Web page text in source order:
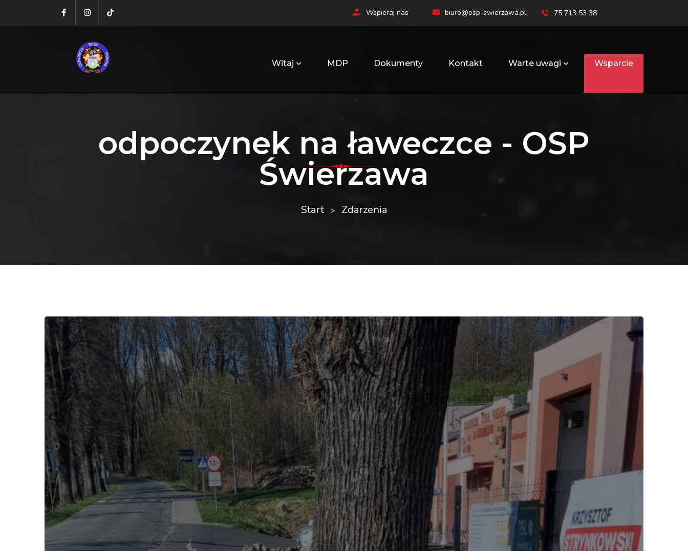
Wspieraj nas biuro@osp-swierzawa.pl 75 713 53 38
Witaj MDP Dokumenty Kontakt Warte uwagi Wsparcie
odpoczynek na ławeczce - OSP
Świerzawa
Start Zdarzenia